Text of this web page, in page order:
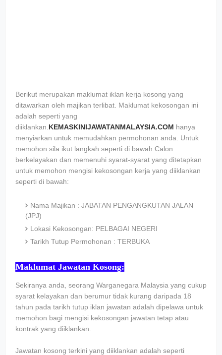
Berikut merupakan maklumat iklan kerja kosong yang
ditawarkan oleh majikan terlibat. Maklumat kekosongan ini
adalah seperti yang
diiklankan. KEMASKINIJAWATANMALAYSIA.COM hanya
menyiarkan untuk memudahkan permohonan anda. Untuk
memohon sila ikut langkah seperti di bawah.Calon
berkelayakan dan memenuhi syarat-syarat yang ditetapkan
untuk memohon mengisi kekosongan kerja yang diiklankan
seperti di bawah:
Nama Majikan : JABATAN PENGANGKUTAN JALAN
(JPJ)
Lokasi Kekosongan: PELBAGAI NEGERI
Tarikh Tutup Permohonan : TERBUKA
Maklumat Jawatan Kosong:
Sekiranya anda, seorang Warganegara Malaysia yang cukup
syarat kelayakan dan berumur tidak kurang daripada 18
tahun pada tarikh tutup iklan jawatan adalah dipelawa untuk
memohon bagi mengisi kekosongan jawatan tetap atau
kontrak yang diiklankan.
Jawatan kosong terkini yang diiklankan adalah seperti